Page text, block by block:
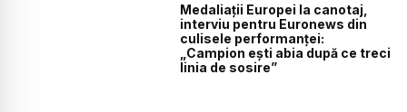
Medaliații Europei la canotaj,
interviu pentru Euronews din
culisele performanței:
„Campion ești abia după ce treci
linia de sosire”